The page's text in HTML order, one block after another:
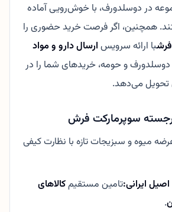
در دوسلدورف، با خوش‌رویی آماده
همچنین، اگر فرصت خرید حضوری را
با ارائه سرویسارسال دارو و مواد
و حومه، خریدهای شما را در
تحویل می‌دهد.
سوپرمارکت فرش
میوه و سبزیجات تازه با نظارت کیفی
ایرانی:تامین مستقیمکالاهای
.